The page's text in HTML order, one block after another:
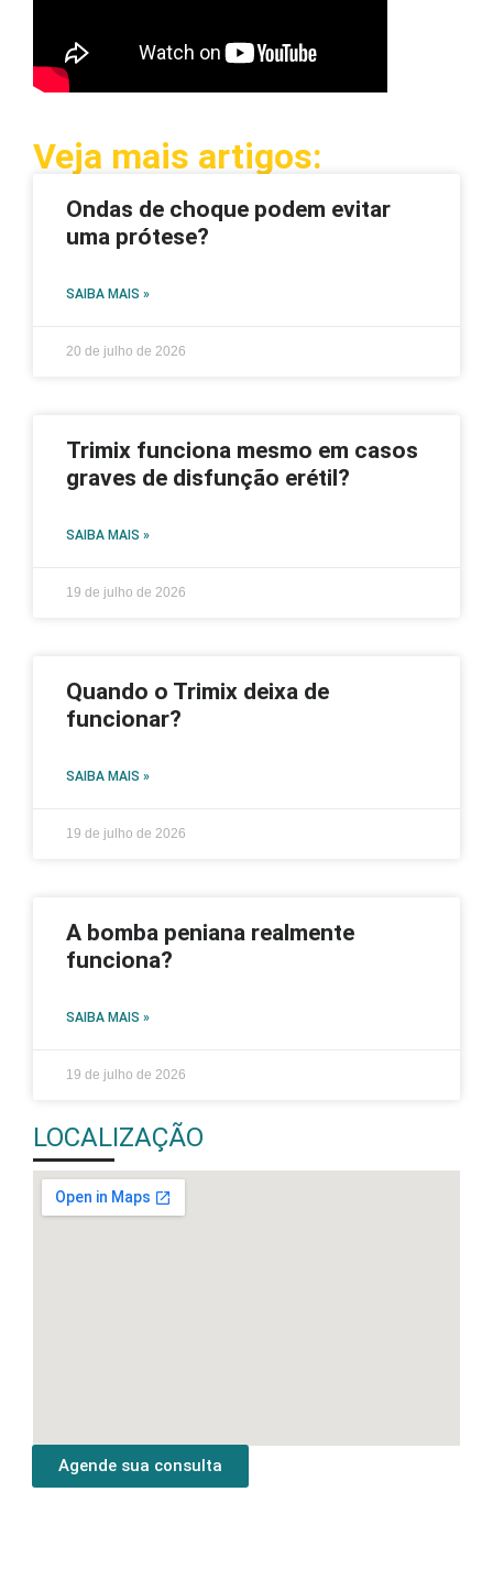
Veja mais artigos:
Ondas de choque podem evitar
uma prótese?
SAIBA MAIS »
20 de julho de 2026
Trimix funciona mesmo em casos
graves de disfunção erétil?
SAIBA MAIS »
19 de julho de 2026
Quando o Trimix deixa de
funcionar?
SAIBA MAIS »
19 de julho de 2026
A bomba peniana realmente
funciona?
SAIBA MAIS »
19 de julho de 2026
LOCALIZAÇÃO
Agende sua consulta